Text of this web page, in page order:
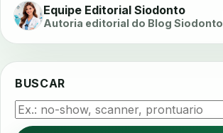
Equipe Editorial Siodonto
Autoria editorial do Blog Siodonto
BUSCAR